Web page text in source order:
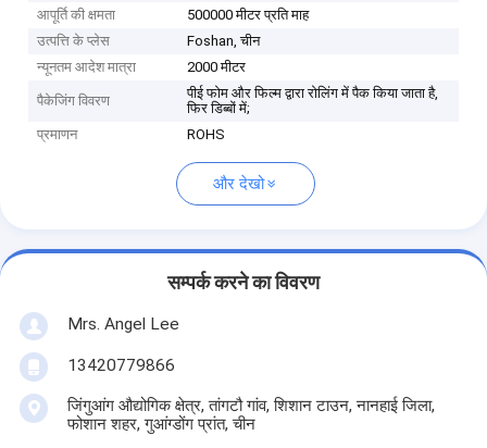
आपूर्ति की क्षमता
500000 मीटर प्रति माह
उत्पत्ति के प्लेस
Foshan, चीन
न्यूनतम आदेश मात्रा
2000 मीटर
पैकेजिंग विवरण
पीई फोम और फिल्म द्वारा रोलिंग में पैक किया जाता है,
फिर डिब्बों में;
प्रमाणन
ROHS
और देखो
सम्पर्क करने का विवरण
Mrs. Angel Lee
13420779866
जिंगुआंग औद्योगिक क्षेत्र, तांगटौ गांव, शिशान टाउन, नानहाई जिला,
फोशान शहर, गुआंग्डोंग प्रांत, चीन